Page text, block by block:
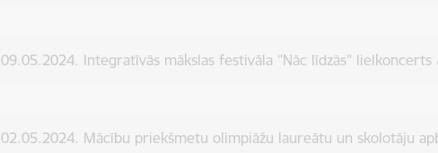
09.05.2024. Integratīvās mākslas festivāla "Nāc līdzās" lielkoncerts
02.05.2024. Mācību priekšmetu olimpiāžu laureātu un skolotāju